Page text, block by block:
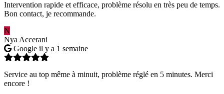
Intervention rapide et efficace, problème résolu en très peu de temps.
Bon contact, je recommande.
N
Nya Accerani
Google il y a 1 semaine
Service au top même à minuit, problème réglé en 5 minutes. Merci
encore !